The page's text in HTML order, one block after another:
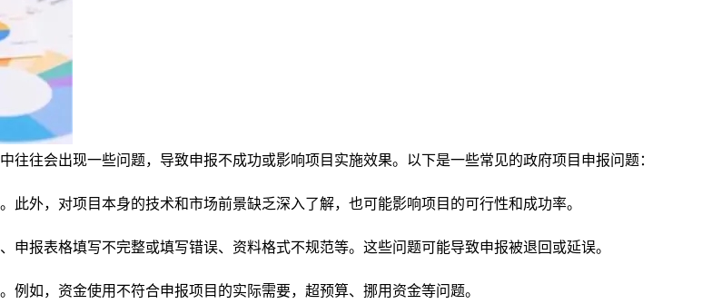
往会出现一些问题，导致申报不成功或影响项目实施效果。以下是一些常见的政府项目申报问题：
，对项目本身的技术和市场前景缺乏深入了解，也可能影响项目的可行性和成功率。
表格填写不完整或填写错误、资料格式不规范等。这些问题可能导致申报被退回或延误。
如，资金使用不符合申报项目的实际需要，超预算、挪用资金等问题。